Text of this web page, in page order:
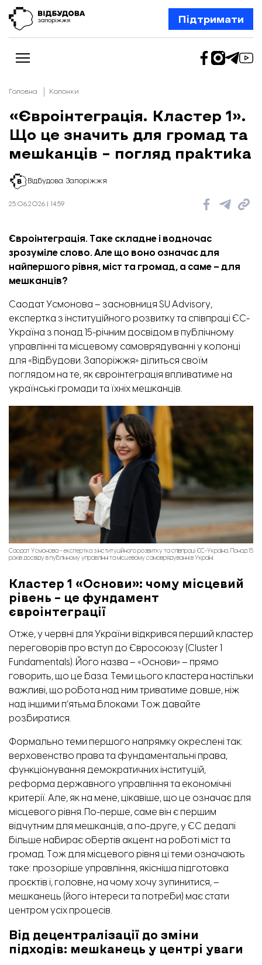
Підтримати
Новини
Відбудова Запоріжжя
Ексклюзив
Шлях додому
Відбудова. Життя
Про нас
Головна Колонки
«Євроінтеграція. Кластер 1».
Що це значить для громад та
мешканців – погляд практика
Відбудова. Запоріжжя
25.06.2026 | 14:59
Євроінтеграція. Таке складне і водночас
зрозуміле слово. Але що воно означає для
найпершого рівня, міст та громад, а саме – для
мешканців?
Саодат Усмонова – засновниця SU Advisory,
експертка з інституційного розвитку та співпраці ЄС-
Україна з понад 15-річним досвідом в публічному
управлінні та місцевому самоврядуванні у колонці
для «Відбудови. Запоріжжя» ділиться своїм
поглядом на те, як євроінтеграція впливатиме на
українські громади та їхніх мешканців.
Саодат Усмонова - експертка з інституційного розвитку та співпраці ЄС-Україна. Понад 15
років досвіду в публічному управлінні та місцевому самоврядуванні в Україні.
Кластер 1 «Основи»: чому місцевий
рівень – це фундамент
євроінтеграції
Отже, у червні для України відкрився перший кластер
переговорів про вступ до Євросоюзу (Cluster 1
Fundamentals). Його назва – «Основи» – прямо
говорить, що це база. Теми цього кластера настільки
важливі, що робота над ним триватиме довше, ніж
над іншими п’ятьма блоками. Тож давайте
розбиратися.
Формально теми першого напрямку окреслені так:
верховенство права та фундаментальні права,
функціонування демократичних інституцій,
реформа державного управління та економічні
критерії. Але, як на мене, цікавіше, що це означає для
місцевого рівня. По-перше, саме він є першим
відчутним для мешканців, а по-друге, у ЄС дедалі
більше набирає обертів акцент на роботі міст та
громад. Тож для місцевого рівня ці теми означають
таке: прозоріше управління, якісніша підготовка
проєктів і, головне, на чому хочу зупинитися, –
мешканець (його інтереси та потреби) має стати
центром усіх процесів.
Від децентралізації до зміни
підходів: мешканець у центрі уваги